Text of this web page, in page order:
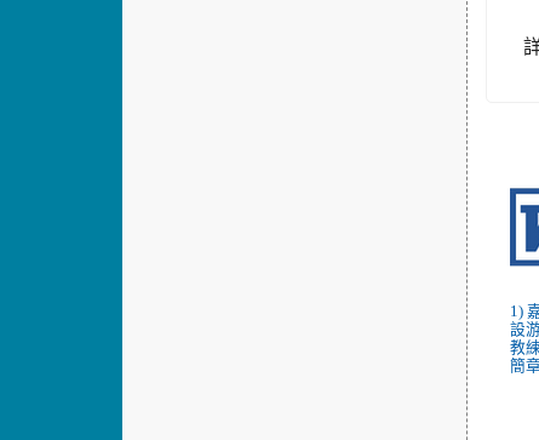
1)
設
教
簡